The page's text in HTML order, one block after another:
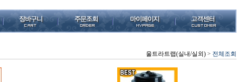
울트라트랩(실내/실외) > 전체조회